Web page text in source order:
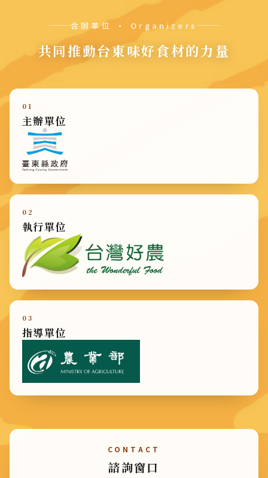
合辦單位 · Organizers
共同推動台東味好食材的力量
01
主辦單位
02
執行單位
03
指導單位
CONTACT
諮詢窗口